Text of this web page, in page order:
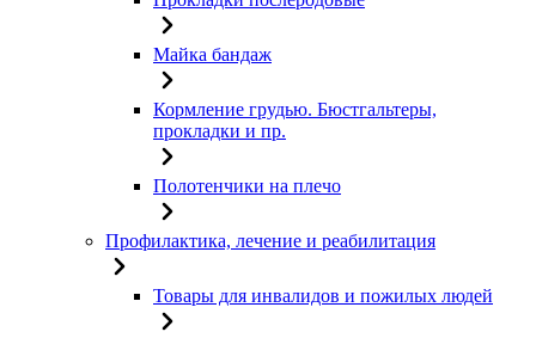
Майка бандаж
Кормление грудью. Бюстгальтеры,
прокладки и пр.
Полотенчики на плечо
Профилактика, лечение и реабилитация
Товары для инвалидов и пожилых людей